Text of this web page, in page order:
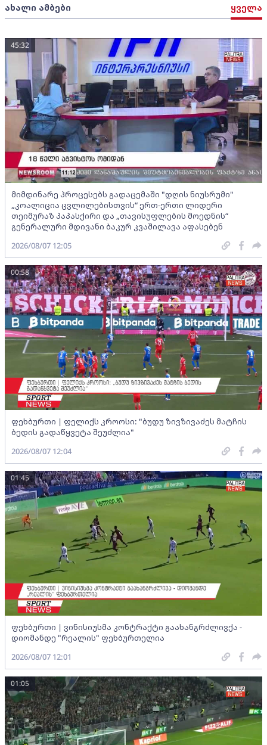
ახალი ამბები ყველა
მიმდინარე პროცესებს გადაცემაში "დღის ნიუსრუმი"
„კოალიცია ცვლილებისთვის“ ერთ-ერთი ლიდერი
თეიმურაზ პაპასქირი და „თავისუფლების მოედნის“
გენერალური მდივანი ბაკურ კვაშილავა აფასებენ
45:32
2026/08/07 12:05
ფეხბურთი | ფელიქს კროოსი: "ბუდუ ზივზივაძეს მატჩის
ბედის გადაწყვეტა შეუძლია"
00:58
2026/08/07 12:04
ფეხბურთი | ვინისიუსმა კონტრაქტი გაახანგრძლივქა -
დიომანდე "რეალის" ფეხბურთელია
01:45
2026/08/07 12:01
01:05